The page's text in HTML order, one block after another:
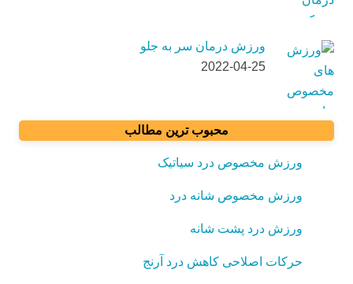
ورزش درمان سر به جلو
2022-04-25
محبوب ترین مطالب
ورزش مخصوص درد سیاتیک
ورزش مخصوص شانه درد
ورزش درد پشت شانه
حرکات اصلاحی کاهش درد آرنج